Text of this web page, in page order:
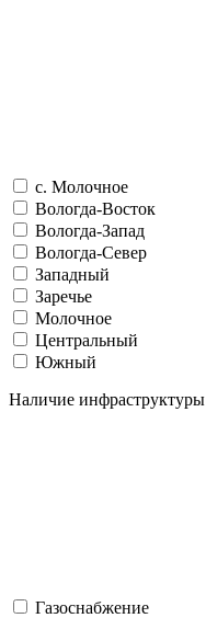
c. Молочное
Вологда-Восток
Вологда-Запад
Вологда-Север
Западный
Заречье
Молочное
Центральный
Южный
Наличие инфраструктуры
Газоснабжение